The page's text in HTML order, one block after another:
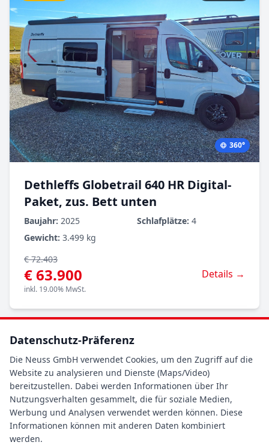
360°
Dethleffs Globetrail 640 HR Digital-
Paket, zus. Bett unten
Baujahr: 2025 Schlafplätze: 4
Gewicht: 3.499 kg
€ 72.403
€ 63.900
inkl. 19.00% MwSt.
Details →
Angebot
Datenschutz-Präferenz
Die Neuss GmbH verwendet Cookies, um den Zugriff auf die
Website zu analysieren und Dienste (Maps/Video)
bereitzustellen. Dabei werden Informationen über Ihr
Nutzungsverhalten gesammelt, die für soziale Medien,
Werbung und Analysen verwendet werden können. Diese
Informationen können mit anderen Daten kombiniert
werden.